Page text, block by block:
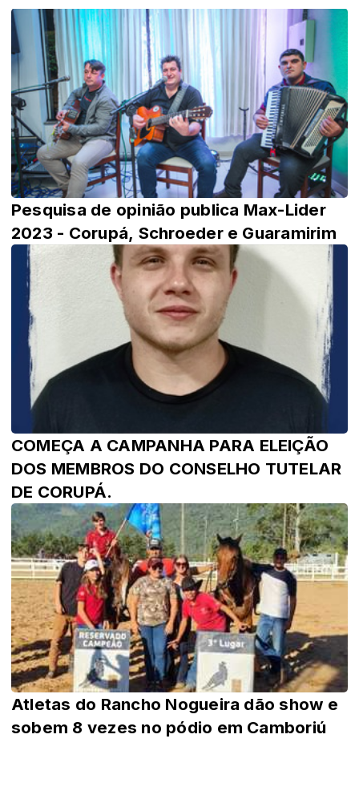
Pesquisa de opinião publica Max-Lider
2023 - Corupá, Schroeder e Guaramirim
COMEÇA A CAMPANHA PARA ELEIÇÃO
DOS MEMBROS DO CONSELHO TUTELAR
DE CORUPÁ.
Atletas do Rancho Nogueira dão show e
sobem 8 vezes no pódio em Camboriú